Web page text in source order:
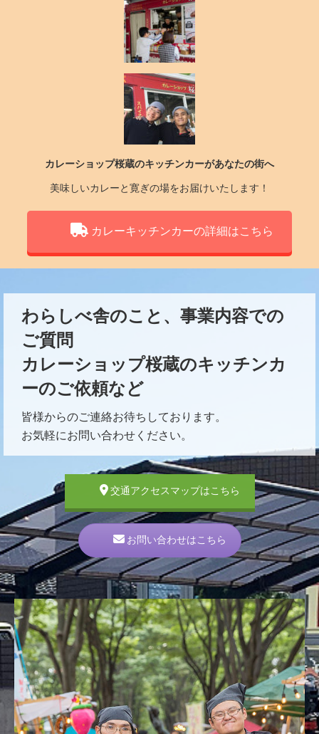
カレーショップ桜蔵のキッチンカーがあなたの街へ
美味しいカレーと寛ぎの場をお届けいたします！
カレーキッチンカーの詳細はこちら
わらしべ舎のこと、事業内容での
ご質問
カレーショップ桜蔵のキッチンカ
ーのご依頼など
皆様からのご連絡お待ちしております。
お気軽にお問い合わせください。
交通アクセスマップはこちら
お問い合わせはこちら